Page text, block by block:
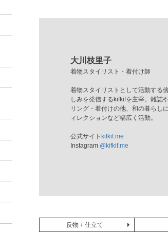
大川枝里子
着物スタイリスト・着付け師
着物スタイリストとして活動する
しみを発信するkifkifを主宰。雑誌
リング・着付けの他、和の暮らし
ィレクションなど幅広く活動。
公式サイト kifkif.me
Instagram @kifkif.me
反物＋仕立て